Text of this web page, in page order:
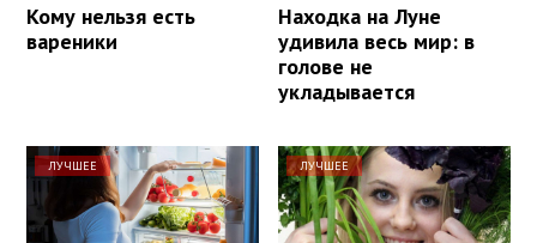
Кому нельзя есть
вареники
Находка на Луне
удивила весь мир: в
голове не
укладывается
ЛУЧШЕЕ ЛУЧШЕЕ